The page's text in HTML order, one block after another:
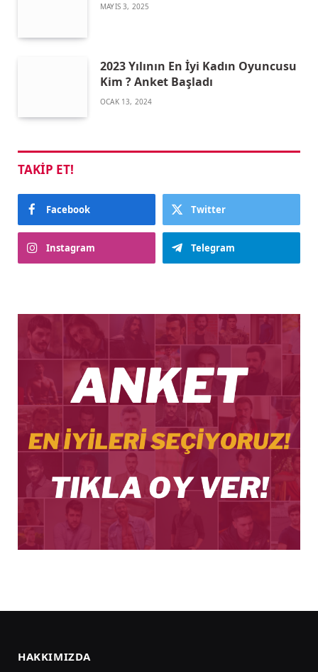
MAYIS 3, 2025
2023 Yılının En İyi Kadın Oyuncusu
Kim ? Anket Başladı
OCAK 13, 2024
TAKIP ET!
Facebook Twitter
Instagram Telegram
HAKKIMIZDA